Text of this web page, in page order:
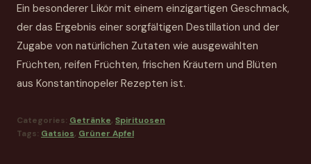
Ein besonderer Likör mit einem einzigartigen Geschmack,
der das Ergebnis einer sorgfältigen Destillation und der
Zugabe von natürlichen Zutaten wie ausgewählten
Früchten, reifen Früchten, frischen Kräutern und Blüten
aus Konstantinopeler Rezepten ist.
Categories: Getränke, Spirituosen
Tags: Gatsios, Grüner Apfel